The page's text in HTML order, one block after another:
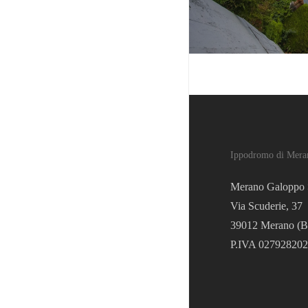
Ippodromo di
Merano Galoppo
Via Scuderie, 37
39012 Merano
P.IVA